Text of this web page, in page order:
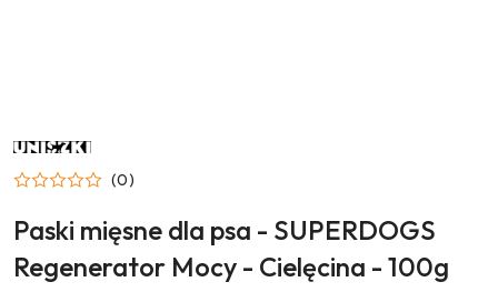
NAZWA
PRODUCENTA:
UNISZKI
(0)
Paski mięsne dla psa - SUPERDOGS
Regenerator Mocy - Cielęcina - 100g